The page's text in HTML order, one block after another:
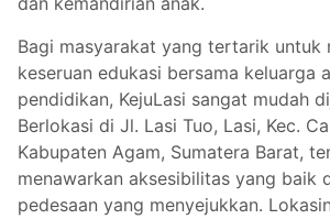
Bagi masyarakat yang tertarik untuk
keseruan edukasi bersama keluarga
pendidikan, KejuLasi sangat mudah
Berlokasi di Jl. Lasi Tuo, Lasi, Kec.
Kabupaten Agam, Sumatera Barat,
menawarkan aksesibilitas yang baik
pedesaan yang menyejukkan.